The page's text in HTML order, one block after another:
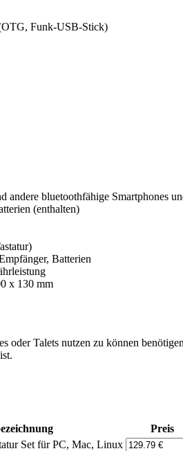
Funk-USB-Stick)
andere bluetoothfähige Smartphones
(enthalten)
Batterien
x 130 mm
oder Talets nutzen zu können
Preis
Set für PC, Mac, Linux